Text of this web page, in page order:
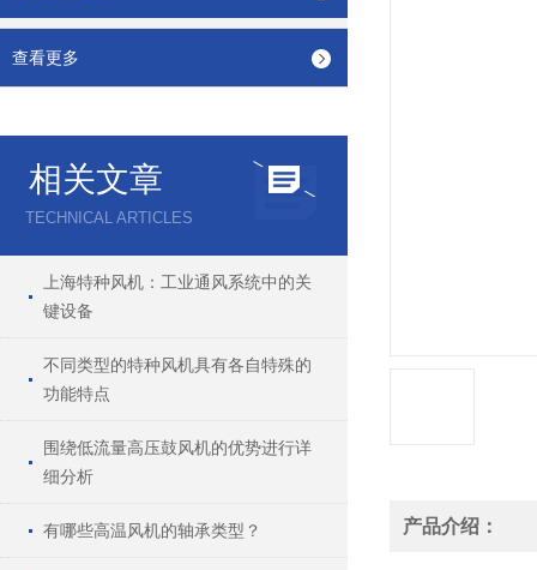
查看更多
相关文章
TECHNICAL ARTICLES
上海特种风机：工业通风系统中的关
键设备
不同类型的特种风机具有各自特殊的
功能特点
围绕低流量高压鼓风机的优势进行详
细分析
有哪些高温风机的轴承类型？ 产品介绍：